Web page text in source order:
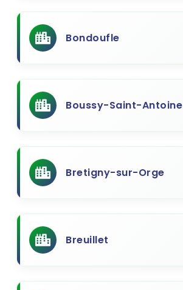
Bondoufle
Boussy-Saint-Antoine
Bretigny-sur-Orge
Breuillet